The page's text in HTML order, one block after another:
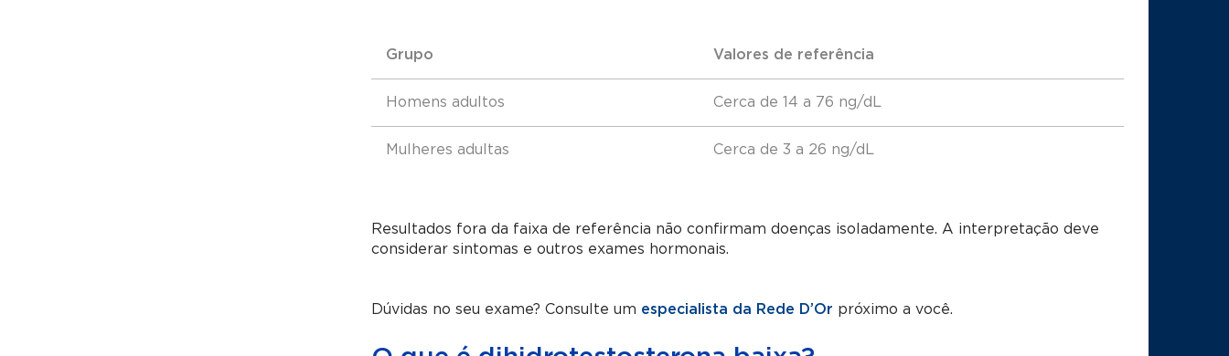
Grupo Valores de referência
Homens adultos Cerca de 14 a 76 ng/dL
Mulheres adultas Cerca de 3 a 26 ng/dL
Resultados fora da faixa de referência não confirmam doenças isoladamente. A interpretação deve
considerar sintomas e outros exames hormonais.
Dúvidas no seu exame? Consulte um especialista da Rede D’Or próximo a você.